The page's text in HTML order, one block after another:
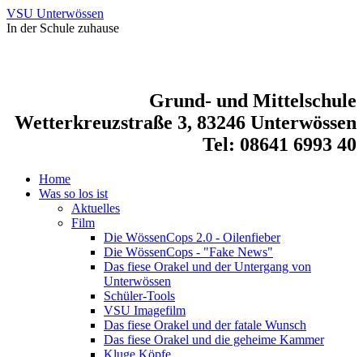
VSU Unterwössen
In der Schule zuhause
Grund- und Mittelschule
Wetterkreuzstraße 3, 83246 Unterwössen
Tel: 08641 6993 40
Home
Was so los ist
Aktuelles
Film
Die WössenCops 2.0 - Oilenfieber
Die WössenCops - "Fake News"
Das fiese Orakel und der Untergang von
Unterwössen
Schüler-Tools
VSU Imagefilm
Das fiese Orakel und der fatale Wunsch
Das fiese Orakel und die geheime Kammer
Kluge Köpfe